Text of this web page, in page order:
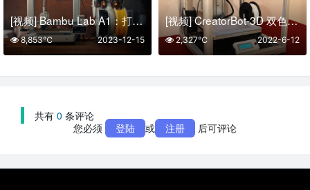
[视频] Bambu Lab A1：打造你的每一份热爱
2023-12-15
8,853℃
[视频] CreatorBot-3D 双色打印机 具有 12″ 和 18″ 打印高度
2022-6-12
2,327℃
共有 0 条评论
您必须 登陆 或 注册 后可评论